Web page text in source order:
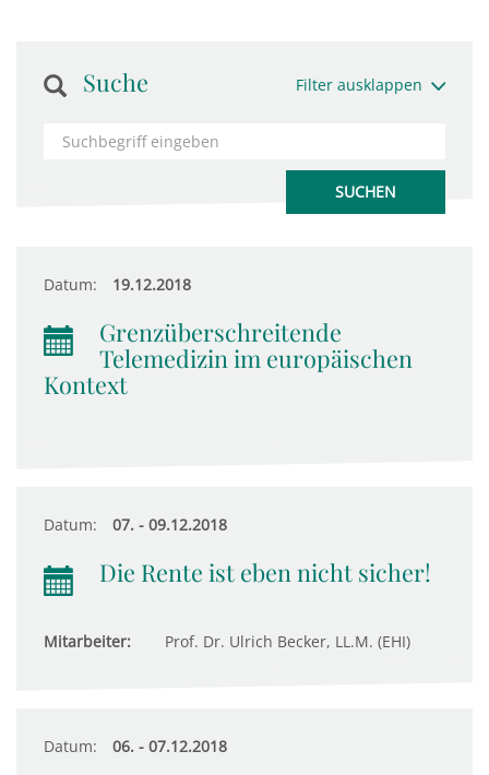
Suche Filter ausklappen
Datum: 19.12.2018
Grenzüberschreitende
Telemedizin im europäischen
Kontext
Datum: 07. - 09.12.2018
Die Rente ist eben nicht sicher!
Mitarbeiter: Prof. Dr. Ulrich Becker, LL.M. (EHI)
Datum: 06. - 07.12.2018